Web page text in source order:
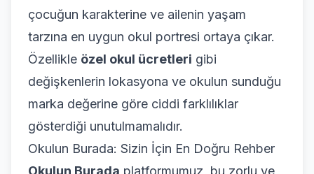
çocuğun karakterine ve ailenin yaşam
tarzına en uygun okul portresi ortaya çıkar.
Özellikle özel okul ücretleri gibi
değişkenlerin lokasyona ve okulun sunduğu
marka değerine göre ciddi farklılıklar
gösterdiği unutulmamalıdır.
Okulun Burada: Sizin İçin En Doğru Rehber
Okulun Burada platformumuz, bu zorlu ve